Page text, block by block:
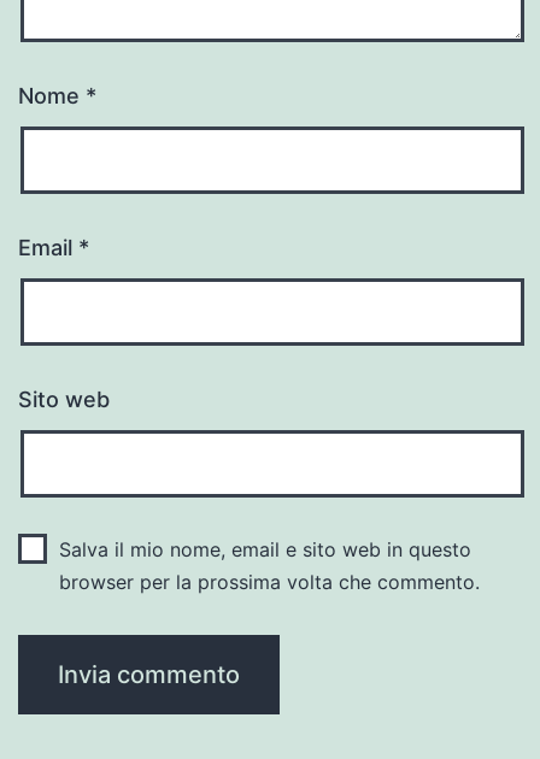
Nome *
Email *
Sito web
Salva il mio nome, email e sito web in questo
browser per la prossima volta che commento.